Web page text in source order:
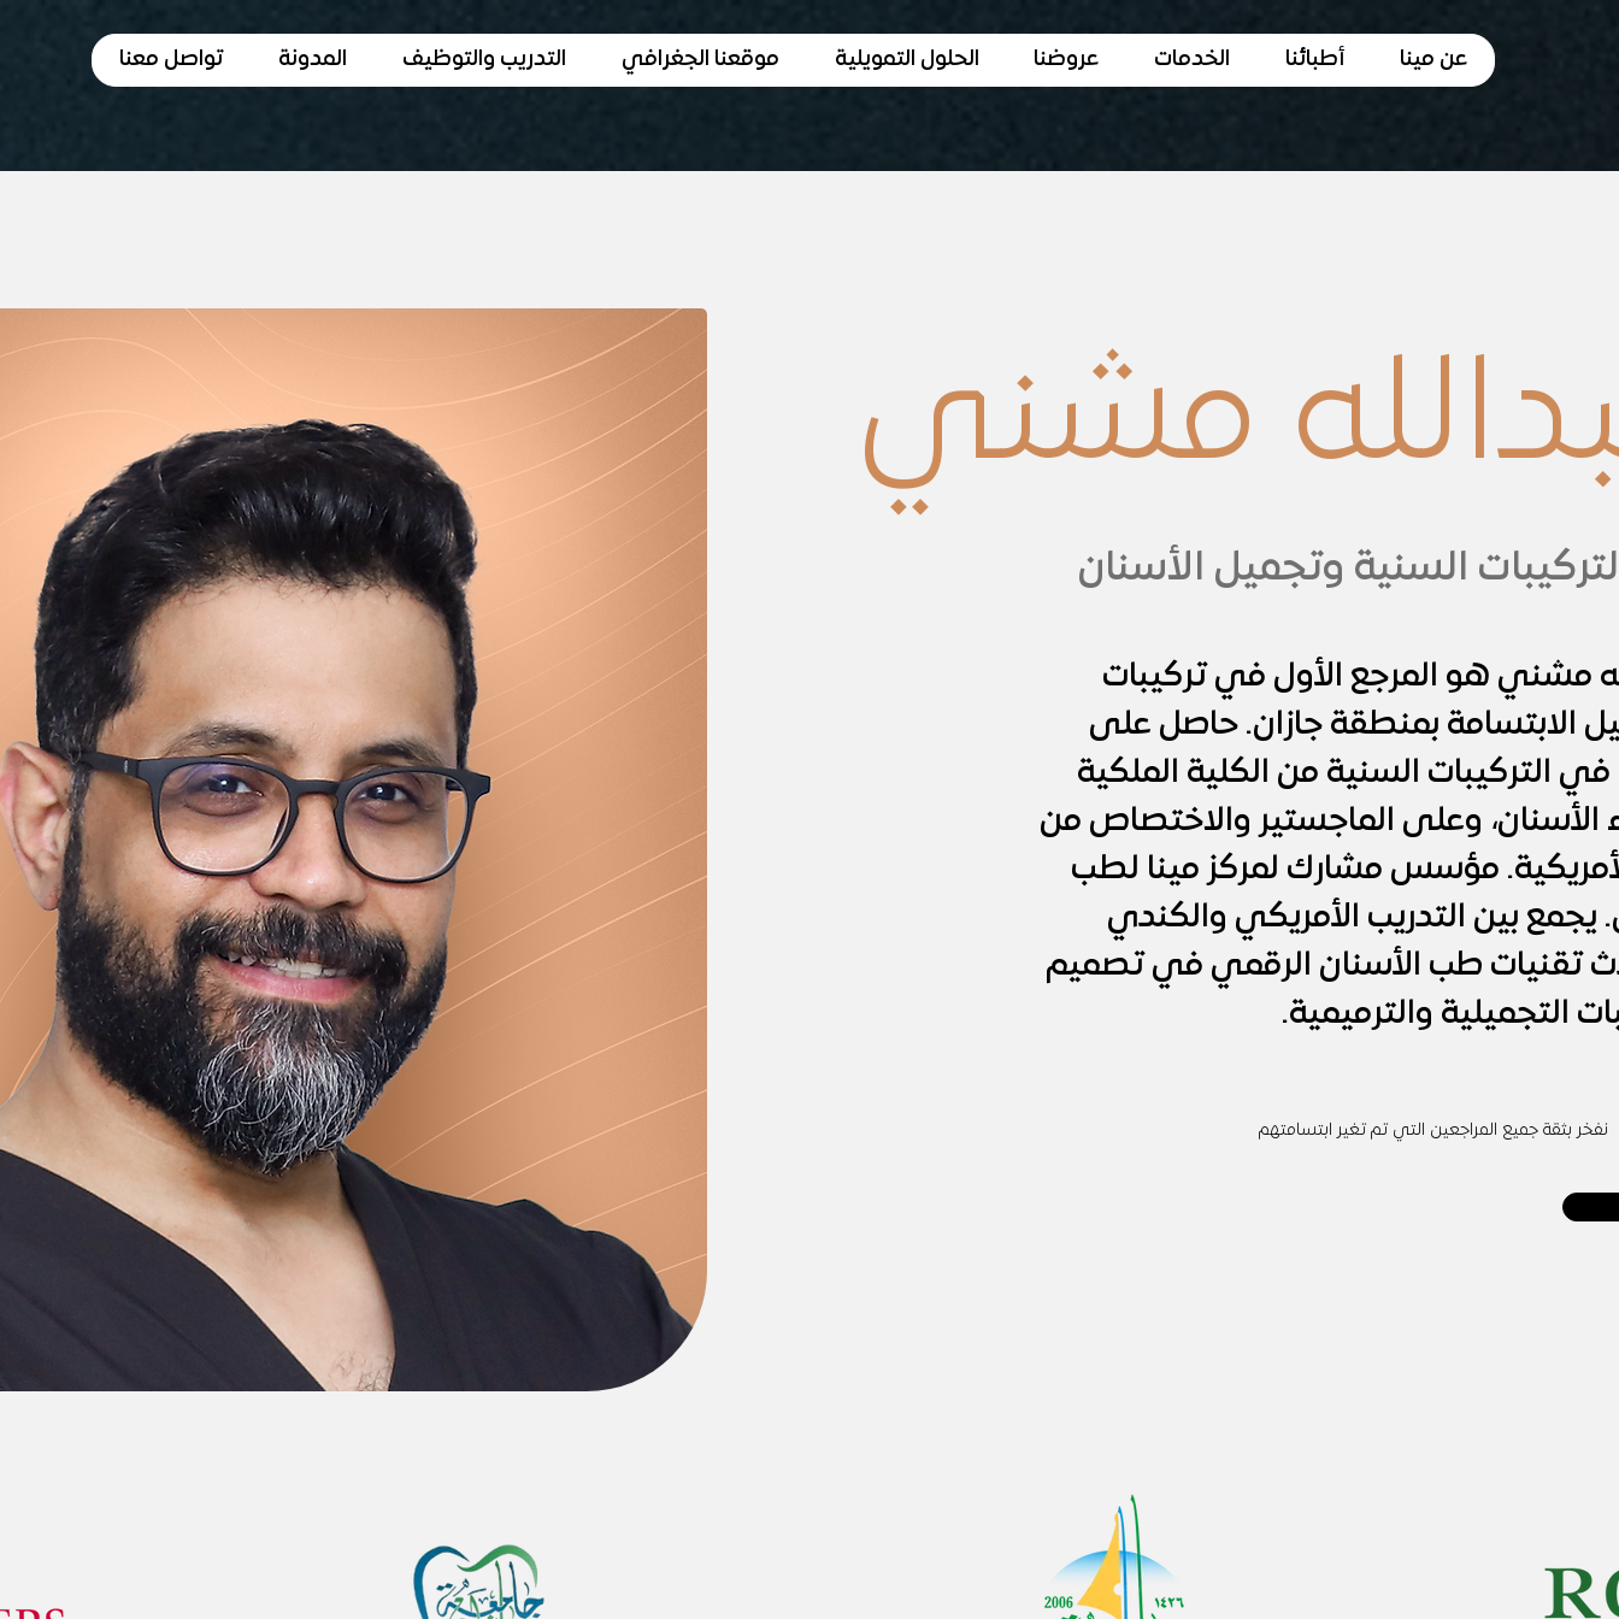
تواصل معنا المدونة التدريب والتوظيف موقعنا الجغرافي الحلول التمويلية عروضنا الخدمات أطبائنا عن مينا
مشني
مشني هو المرجع الأول في تركيبات
الابتسامة بمنطقة جازان. حاصل على
في التركيبات السنية من الكلية الملكية
الأسنان، وعلى الماجستير والاختصاص من
مؤسس مشارك لمركز مينا لطب
يجمع بين التدريب الأمريكي والكندي
تقنيات طب الأسنان الرقمي في تصميم
التجميلية والترميمية.
السنية وتجميل الأسنان
نفخر بثقة جميع المراجعين التي تم تغير ابتسامتهم